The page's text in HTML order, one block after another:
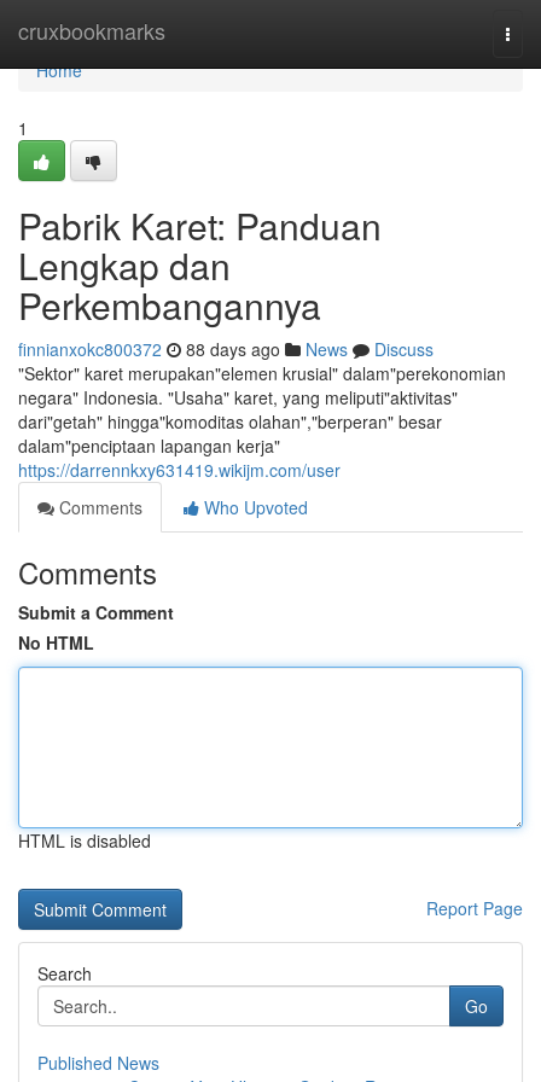
cruxbookmarks
Home
Home
1
Pabrik Karet: Panduan
Lengkap dan
Perkembangannya
finnianxokc800372 88 days ago News
Discuss
"Sektor" karet merupakan"elemen krusial" dalam"perekonomian
negara" Indonesia. "Usaha" karet, yang meliputi"aktivitas"
dari"getah" hingga"komoditas olahan","berperan" besar
dalam"penciptaan lapangan kerja"
https://darrennkxy631419.wikijm.com/user
Comments
Who Upvoted
Comments
Submit a Comment
No HTML
HTML is disabled
Report Page
Search
Go
Published News